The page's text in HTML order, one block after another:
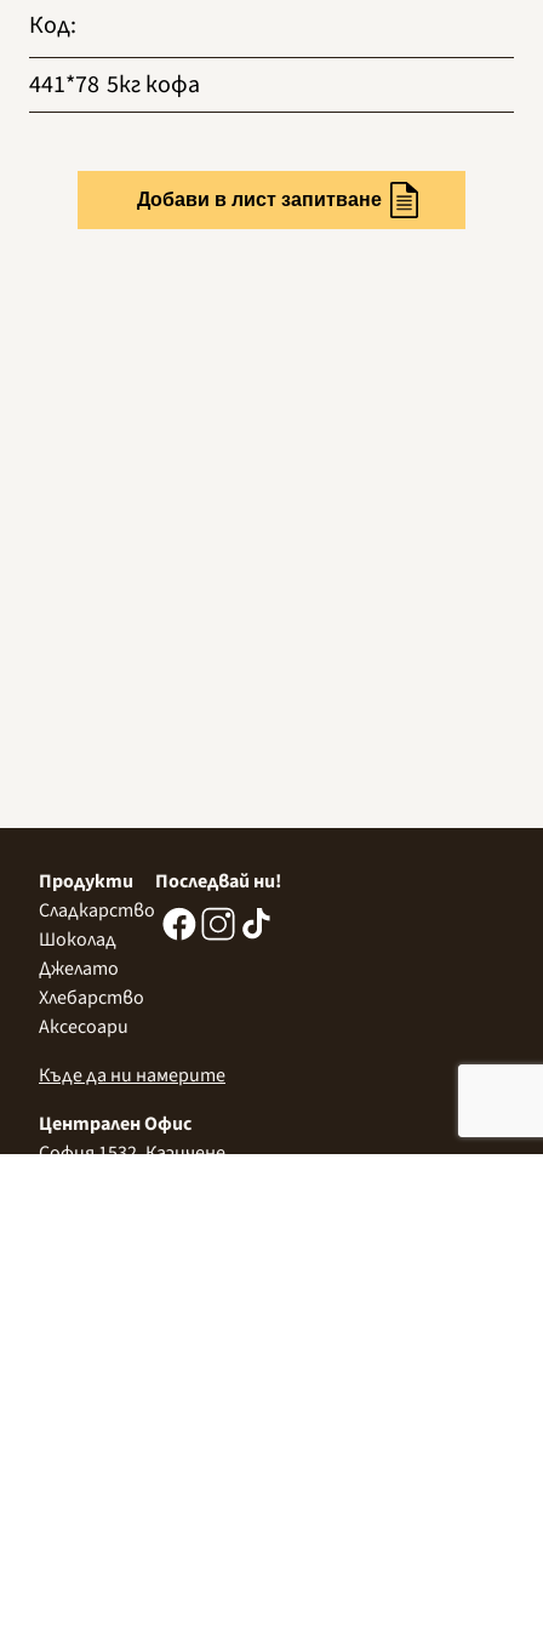
Код:
441*78 5кг кофа
Добави в лист запитване
Продукти
Сладкарство
Шоколад
Джелато
Хлебарство
Аксесоари
Последвай ни!
Къде да ни намерите
Централен Офис
София 1532, Казичене,